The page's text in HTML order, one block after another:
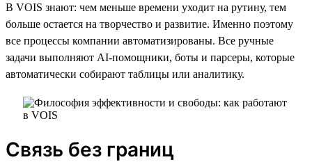
В VOIS знают: чем меньше времени уходит на рутину, тем
больше остается на творчество и развитие. Именно поэтому
все процессы компании автоматизированы. Все ручные
задачи выполняют AI-помощники, боты и парсеры, которые
автоматически собирают таблицы или аналитику.
Связь без границ